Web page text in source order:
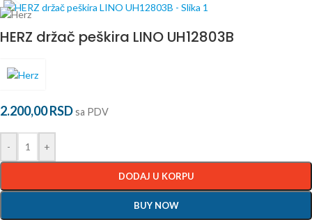
HERZ držač peškira LINO UH12803B
2.200,00RSDsa PDV
- +
DODAJ U KORPU
BUY NOW